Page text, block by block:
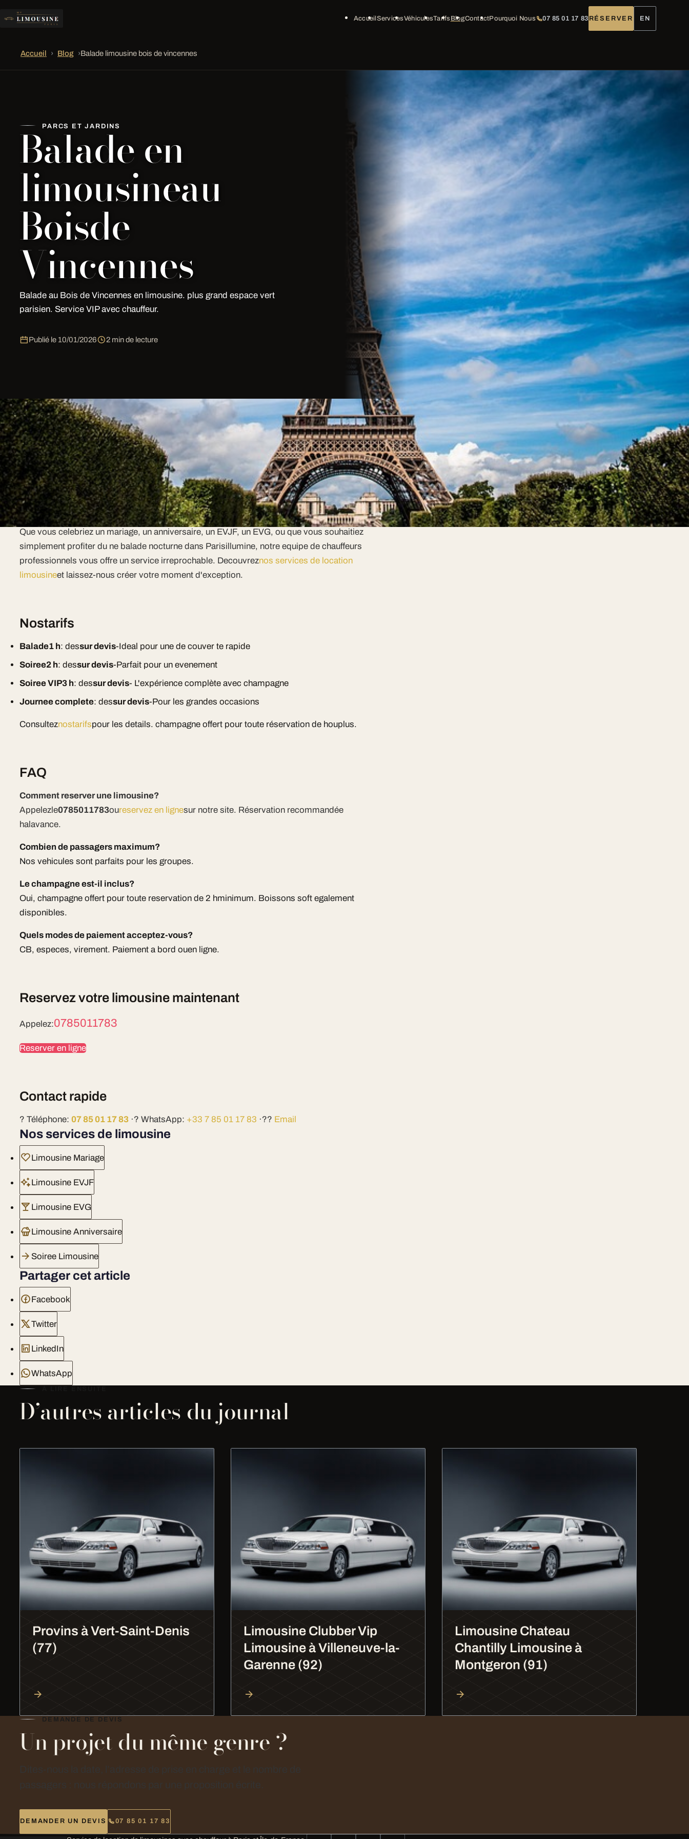
AccueilServicesVéhiculesTarifsBlogContactPourquoi Nous 07 85 01 17 83 RÉSERVER EN
Accueil › Blog ›Balade limousine bois de vincennes
PARCS ET JARDINS
Balade en
limousineau
Boisde
Vincennes
Balade au Bois de Vincennes en limousine. plus grand espace vert
parisien. Service VIP avec chauffeur.
Publié le 10/01/2026 2 min de lecture
Pourquoi choisir My Limousine Paris?
My Limousine Paris est un prestataire. Chaque vehicule est equipe de bar a champagne,
systeme audio premium, eclairage LED multicolore et climatisation individuelle.
Un service complet pour tous vos evenements
Que vous celebriez un mariage, un anniversaire, un EVJF, un EVG, ou que vous souhaitiez
simplement profiter du ne balade nocturne dans Parisillumine, notre equipe de chauffeurs
professionnels vous offre un service irreprochable. Decouvreznos services de location
limousineet laissez-nous créer votre moment d'exception.
Nostarifs
Balade1 h: dessur devis-Ideal pour une de couver te rapide
Soiree2 h: dessur devis-Parfait pour un evenement
Soiree VIP3 h: dessur devis- L'expérience complète avec champagne
Journee complete: dessur devis-Pour les grandes occasions
Consulteznostarifspour les details. champagne offert pour toute réservation de houplus.
FAQ
Comment reserver une limousine?
Appelezle0785011783oureservez en lignesur notre site. Réservation recommandée
halavance.
Combien de passagers maximum?
Nos vehicules sont parfaits pour les groupes.
Le champagne est-il inclus?
Oui, champagne offert pour toute reservation de 2 hminimum. Boissons soft egalement
disponibles.
Quels modes de paiement acceptez-vous?
CB, especes, virement. Paiement a bord ouen ligne.
Reservez votre limousine maintenant
Appelez:0785011783
Reserver en ligne
Contact rapide
? Téléphone:07 85 01 17 83 ·? WhatsApp: +33 7 85 01 17 83 ·?? Email
Nos services de limousine
Limousine Mariage
Limousine EVJF
Limousine EVG
Limousine Anniversaire
Soiree Limousine
Partager cet article
Facebook
Twitter
LinkedIn
WhatsApp
D’autres articles du journal
Provins à Vert-Saint-Denis
(77)
Limousine Clubber Vip
Limousine à Villeneuve-la-
Garenne (92)
Limousine Chateau
Chantilly Limousine à
Montgeron (91)
DEMANDE DE DEVIS
Un projet du même genre ?
DEMANDER UN DEVIS 07 85 01 17 83